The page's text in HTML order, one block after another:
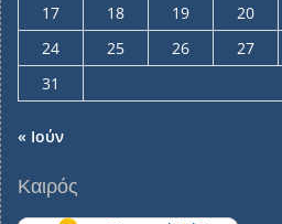
17
18 19 20
24
25 26 27
31
« Ιούν
Καιρός